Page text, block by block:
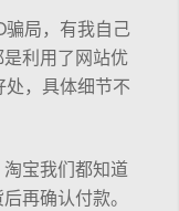
局，有我自己
利用了网站优
，具体细节不
宝我们都知道
再确认付款。